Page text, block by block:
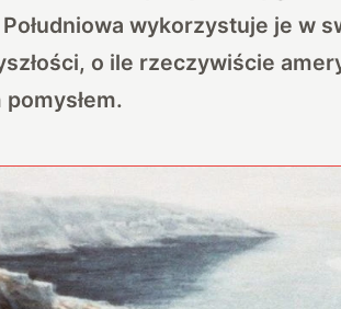
Południowa wykorzystuje je w
o ile rzeczywiście